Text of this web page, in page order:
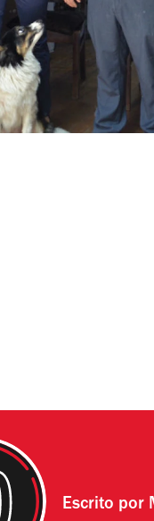
Escrito por